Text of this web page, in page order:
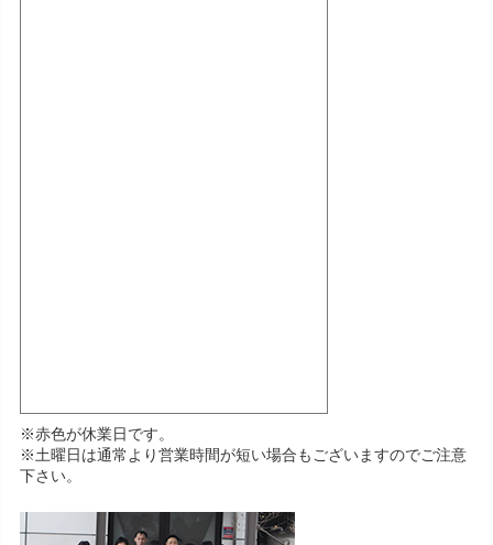
※赤色が休業日です。
※土曜日は通常より営業時間が短い場合もございますのでご注意
下さい。